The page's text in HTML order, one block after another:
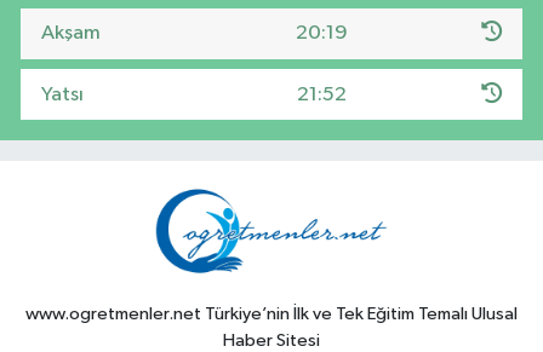
Akşam 20:19
Yatsı 21:52
www.ogretmenler.net Türkiye’nin İlk ve Tek Eğitim Temalı Ulusal
Haber Sitesi